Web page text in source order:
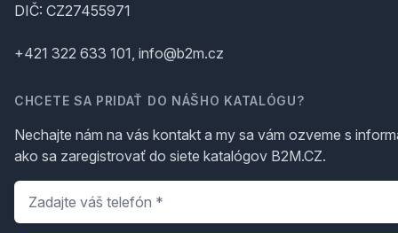
DIČ: CZ27455971
+421 322 633 101, info@b2m.cz
CHCETE SA PRIDAŤ DO NÁŠHO KATALÓGU?
Nechajte nám na vás kontakt a my sa vám ozveme s
ako sa zaregistrovať do siete katalógov B2M.CZ.
Telefón